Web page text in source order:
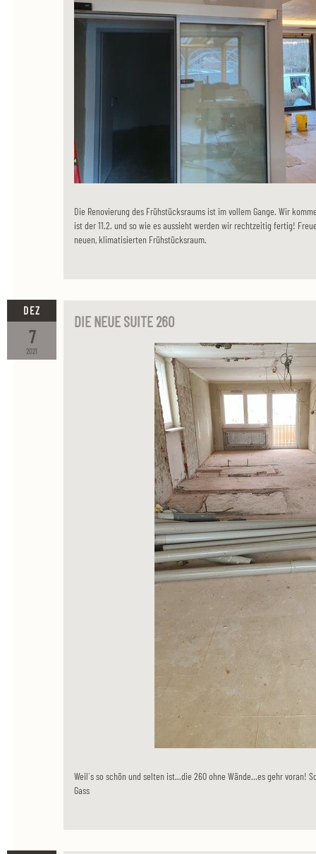
Die Renovierung des Frühstücksraums ist im vollem Gange. Wir
ist der 11.2. und so wie es aussieht werden wir rechtzeitig fertig!
neuen, klimatisierten Frühstücksraum.
2021
7
DEZ
DIE NEUE SUITE 260
Weil´s so schön und selten ist...die 260 ohne Wände...es gehr voran!
Gass